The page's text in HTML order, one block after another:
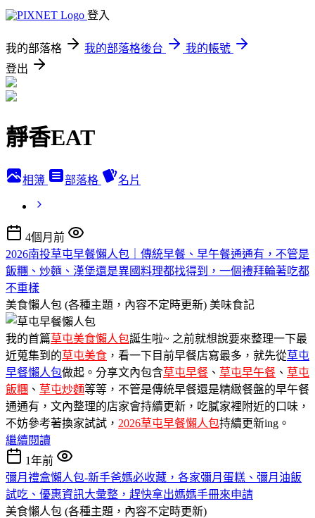
登入
我的部落格 我的部落格後台
我的帳號
登出
靜香EAT
相簿 部落格 名片
4個月前
2026南投草屯早餐懶人包｜傳統早餐、早午餐通通有，不管是
飯糰、炒麵、漢堡還是異國料理都找得到，一個禮拜輪著吃都
不重樣
美食懶人包 (各種主題，內容不定時更新) 美味食記
我的首篇草屯美食懶人包誕生啦~ 之前就想說要來整理一下最
近蒐集到的草屯美食 ，看一下目前早餐店寫最多，就先從草屯
早餐懶人包做起。分享文內包含草屯早餐 、 草屯早午餐 、 草屯
飯糰 、 草屯炒麵等等，不管是傳統早餐還是精緻餐盤的早午餐
通通有，文內整理的店家會持續更新，吃膩家裡附近的口味，
不妨參考著換家試試， 2026草屯早餐懶人包持續更新ing。
繼續閱讀
1年前
彌月禮盒懶人包-新手爸媽必收藏，各家彌月蛋糕、彌月油飯
試吃、優惠資訊大彙整，趕快拿出媽媽手冊來申請
美食懶人包 (各種主題，內容不定時更新)